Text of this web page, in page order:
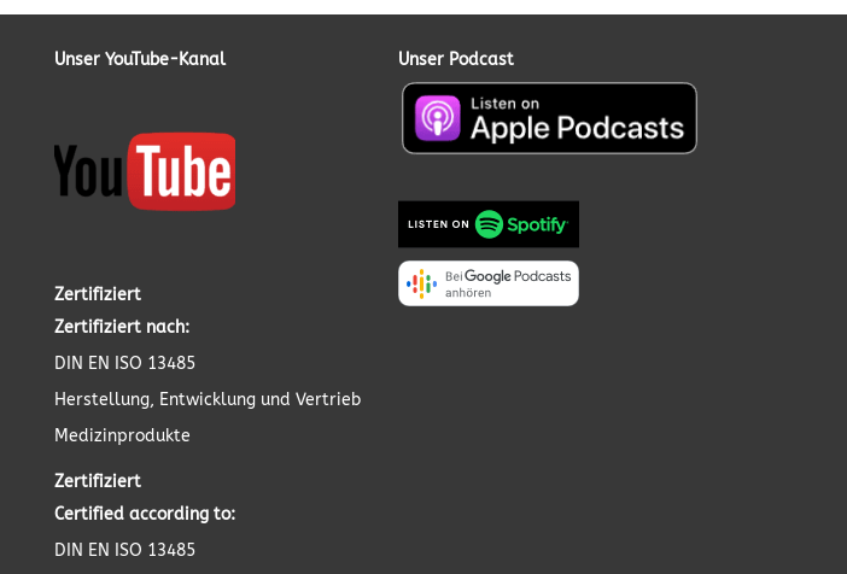
Unser YouTube-Kanal
Zertifiziert
Zertifiziert nach:
DIN EN ISO 13485
Herstellung, Entwicklung und Vertrieb
Medizinprodukte
Zertifiziert
Certified according to:
DIN EN ISO 13485
Unser Podcast